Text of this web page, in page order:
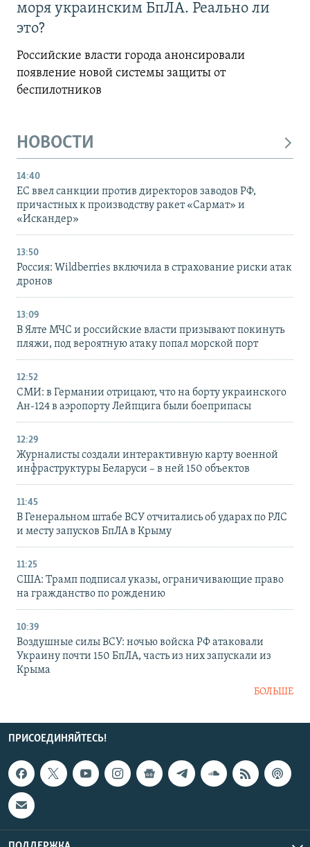
моря украинским БпЛА. Реально ли
это?
Российские власти города анонсировали
появление новой системы защиты от
беспилотников
НОВОСТИ
14:40
ЕС ввел санкции против директоров заводов РФ,
причастных к производству ракет «Сармат» и
«Искандер»
13:50
Россия: Wildberries включила в страхование риски атак
дронов
13:09
В Ялте МЧС и российские власти призывают покинуть
пляжи, под вероятную атаку попал морской порт
12:52
СМИ: в Германии отрицают, что на борту украинского
Ан-124 в аэропорту Лейпцига были боеприпасы
12:29
Журналисты создали интерактивную карту военной
инфраструктуры Беларуси – в ней 150 объектов
11:45
В Генеральном штабе ВСУ отчитались об ударах по РЛС
и месту запусков БпЛА в Крыму
11:25
США: Трамп подписал указы, ограничивающие право
на гражданство по рождению
10:39
Воздушные силы ВСУ: ночью войска РФ атаковали
Украину почти 150 БпЛА, часть из них запускали из
Крыма
БОЛЬШЕ
ПРИСОЕДИНЯЙТЕСЬ!